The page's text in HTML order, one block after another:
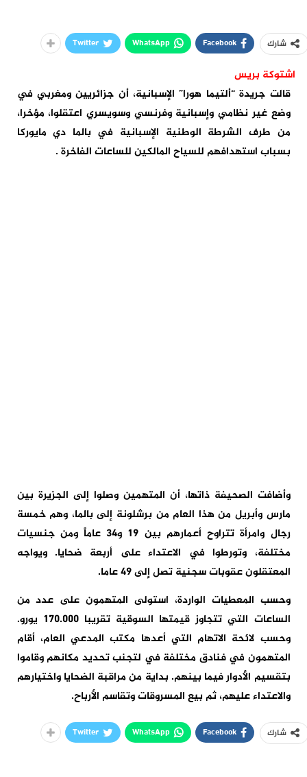
شارك Facebook
WhatsApp
Twitter
اشتوكة بريس
قالت جريدة “ألتيما هورا” الإسبانية، أن جزائريين ومغربي في
وضع غير نظامي وإسبانية وفرنسي وسويسري اعتقلوا، مؤخرا،
من طرف الشرطة الوطنية الإسبانية في بالما دي مايوركا
بسباب استهدافهم للسياح المالكين للساعات الفاخرة .
وأضافت الصحيفة ذاتها، أن المتهمين وصلوا إلى الجزيرة بين
مارس وأبريل من هذا العام من برشلونة إلى بالما، وهم خمسة
رجال وامرأة تتراوح أعمارهم بين 19 و34 عاماً ومن جنسيات
مختلفة، وتورطوا في الاعتداء على أربعة ضحايا. ويواجه
المعتقلون عقوبات سجنية تصل إلى 49 عاما.
وحسب المعطيات الواردة، استولى المتهمون على عدد من
الساعات التي تتجاوز قيمتها السوقية تقريبا 170.000 يورو.
وحسب لائحة الاتهام التي أعدها مكتب المدعي العام، أقام
المتهمون في فنادق مختلفة في لتجنب تحديد مكانهم وقاموا
بتقسيم الأدوار فيما بينهم. بداية من مراقبة الضحايا واختيارهم
والاعتداء عليهم، ثم بيع المسروقات وتقاسم الأرباح.
شارك Facebook
WhatsApp
Twitter